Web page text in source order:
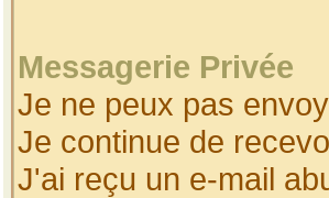
Messagerie Privée
Je ne peux pas
Je continue de
J'ai reçu un e-mail